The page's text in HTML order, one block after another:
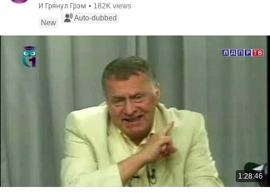
И Грянул Грэм • 182K views
New
Auto-dubbed
1:28:46